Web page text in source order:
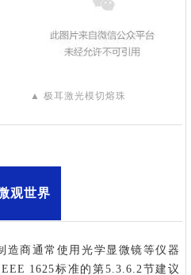
▲ 极耳激光模切熔珠
观世界
造商通常使用光学显微镜等仪器
1625标准的第5.3.6.2节建议